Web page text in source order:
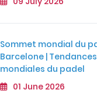
Sommet mondial du
Barcelone |
mondiales du padel
01 June 2026